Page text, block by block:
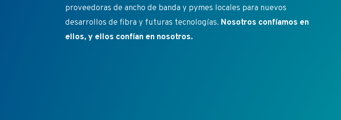
proveedoras de ancho de banda y pymes locales para nuevos
desarrollos de fibra y futuras tecnologías. Nosotros confíamos en
ellos, y ellos confían en nosotros.